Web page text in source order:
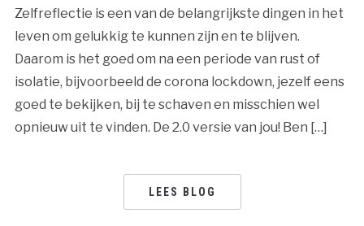
Zelfreflectie is een van de belangrijkste dingen in het
leven om gelukkig te kunnen zijn en te blijven.
Daarom is het goed om na een periode van rust of
isolatie, bijvoorbeeld de corona lockdown, jezelf eens
goed te bekijken, bij te schaven en misschien wel
opnieuw uit te vinden. De 2.0 versie van jou! Ben […]
LEES BLOG